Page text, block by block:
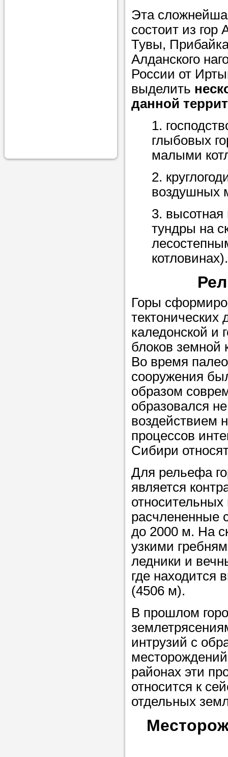
Задайте
Больше не
голову, к
помощью -
Nado5.ru!
Наши
помогут
советам,
репетитора
Совет 1.
упростить
достаточно
нам, и
репетитора,
максимально
ваши
Мы
советам,
репетитора
Совет 2.
заявку на
то в поле
укажите как
чтобы мы
самого
репетитора.
Мы
в
советам,
Эта
состоит из гор
Тувы,
Алданского
России от
выделить
данной
1.
глыбовых
малыми
2.
воздушных
3. высотная
тундры на
котловинах).
Горы
каледонской и
блоков земной
Во время
сооружения
образом
образовался
воздействием
процессов
Сибири
Для рельефа
является
расчлененные
до 2000 м. На
узкими
ледники и
где находится
(4506 м).
В прошлом
интрузий с
районах эти
относится к
отдельных